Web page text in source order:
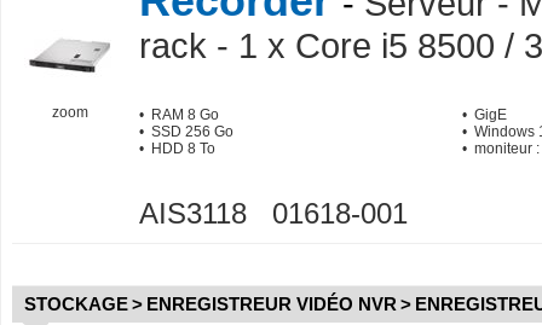
zoom
rack - 1 x Core i5 8500 /
• RAM 8 Go
• SSD 256 Go
• HDD 8 To
• GigE
• Windows
• moniteur
AIS3118 01618-001
STOCKAGE> ENREGISTREUR VIDÉO NVR >